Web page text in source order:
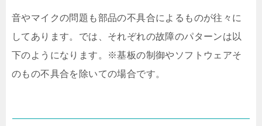
音やマイクの問題も部品の不具合によるものが往々に
してあります。では、それぞれの故障のパターンは以
下のようになります。※基板の制御やソフトウェアそ
のもの不具合を除いての場合です。